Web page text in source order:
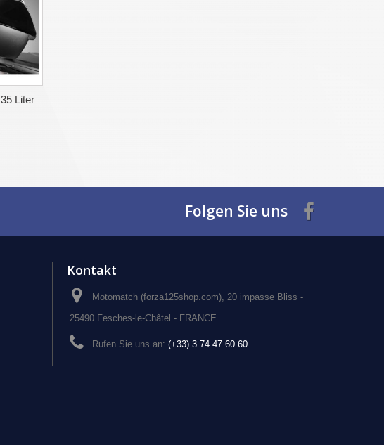
Liter
Folgen Sie uns
Kontakt
Motomatch (forza125shop.com), 20 impasse Bliss -
25490 Fesches-le-Châtel - FRANCE
Rufen Sie uns an: (+33) 3 74 47 60 60